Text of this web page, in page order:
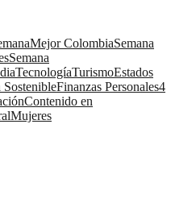
Mejor ColombiaSemana
Semana
TecnologíaTurismoEstados
SostenibleFinanzas Personales4
Contenido en
Mujeres